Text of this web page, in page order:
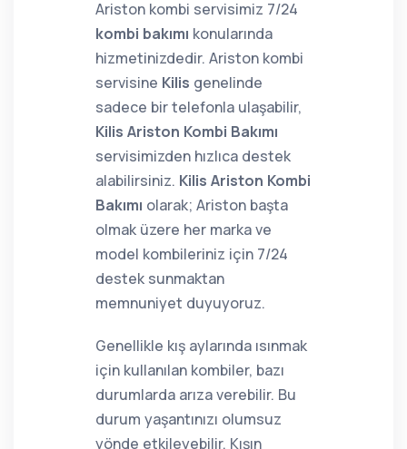
Ariston kombi servisimiz 7/24
kombi bakımı konularında
hizmetinizdedir. Ariston kombi
servisine Kilis genelinde
sadece bir telefonla ulaşabilir,
Kilis Ariston Kombi Bakımı
servisimizden hızlıca destek
alabilirsiniz. Kilis Ariston Kombi
Bakımı olarak; Ariston başta
olmak üzere her marka ve
model kombileriniz için 7/24
destek sunmaktan
memnuniyet duyuyoruz.
Genellikle kış aylarında ısınmak
için kullanılan kombiler, bazı
durumlarda arıza verebilir. Bu
durum yaşantınızı olumsuz
yönde etkileyebilir. Kışın